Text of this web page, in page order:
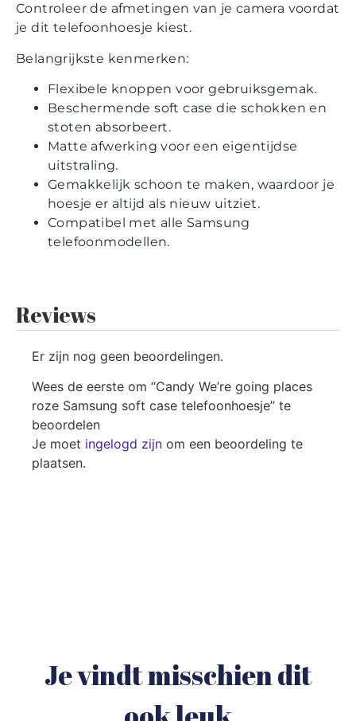
Controleer de afmetingen van je camera voordat
je dit telefoonhoesje kiest.
Belangrijkste kenmerken:
Flexibele knoppen voor gebruiksgemak.
Beschermende soft case die schokken en
stoten absorbeert.
Matte afwerking voor een eigentijdse
uitstraling.
Gemakkelijk schoon te maken, waardoor je
hoesje er altijd als nieuw uitziet.
Compatibel met alle Samsung
telefoonmodellen.
Reviews
Er zijn nog geen beoordelingen.
Wees de eerste om “Candy We’re going places
roze Samsung soft case telefoonhoesje” te
beoordelen
Je moet ingelogd zijn om een beoordeling te
plaatsen.
Je vindt misschien dit